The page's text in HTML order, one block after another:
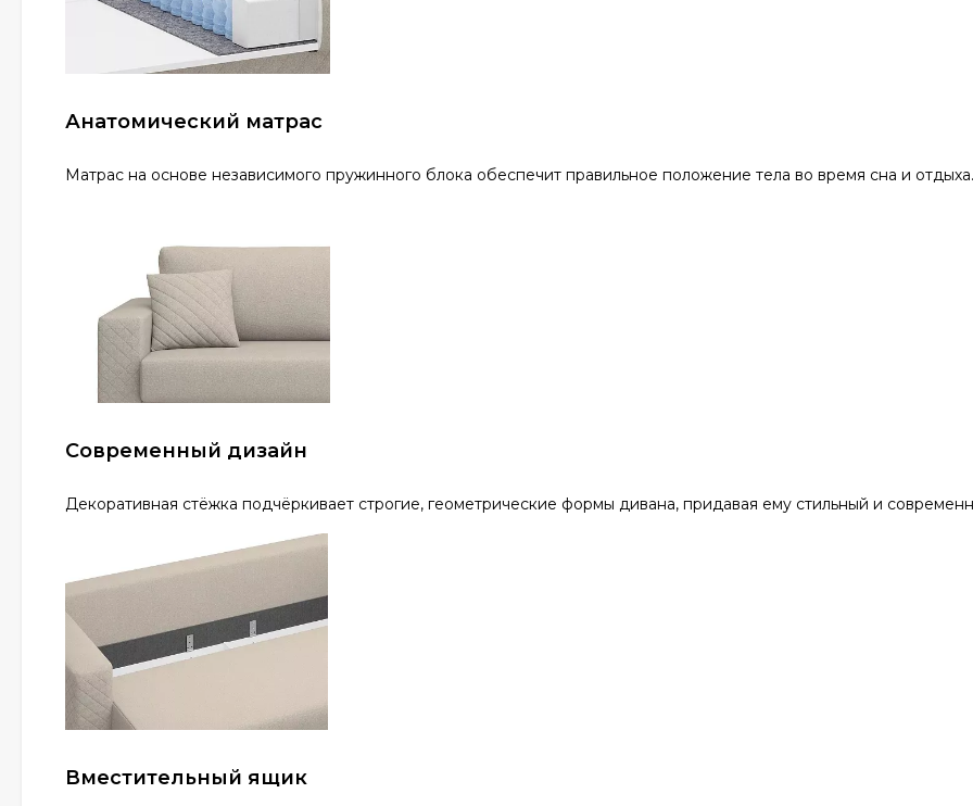
Анатомический матрас
Матрас на основе независимого пружинного блока обеспечит правильное положение тела во время сна и отдыха.
Современный дизайн
Декоративная стёжка подчёркивает строгие, геометрические формы дивана, придавая ему стильный и
Вместительный ящик